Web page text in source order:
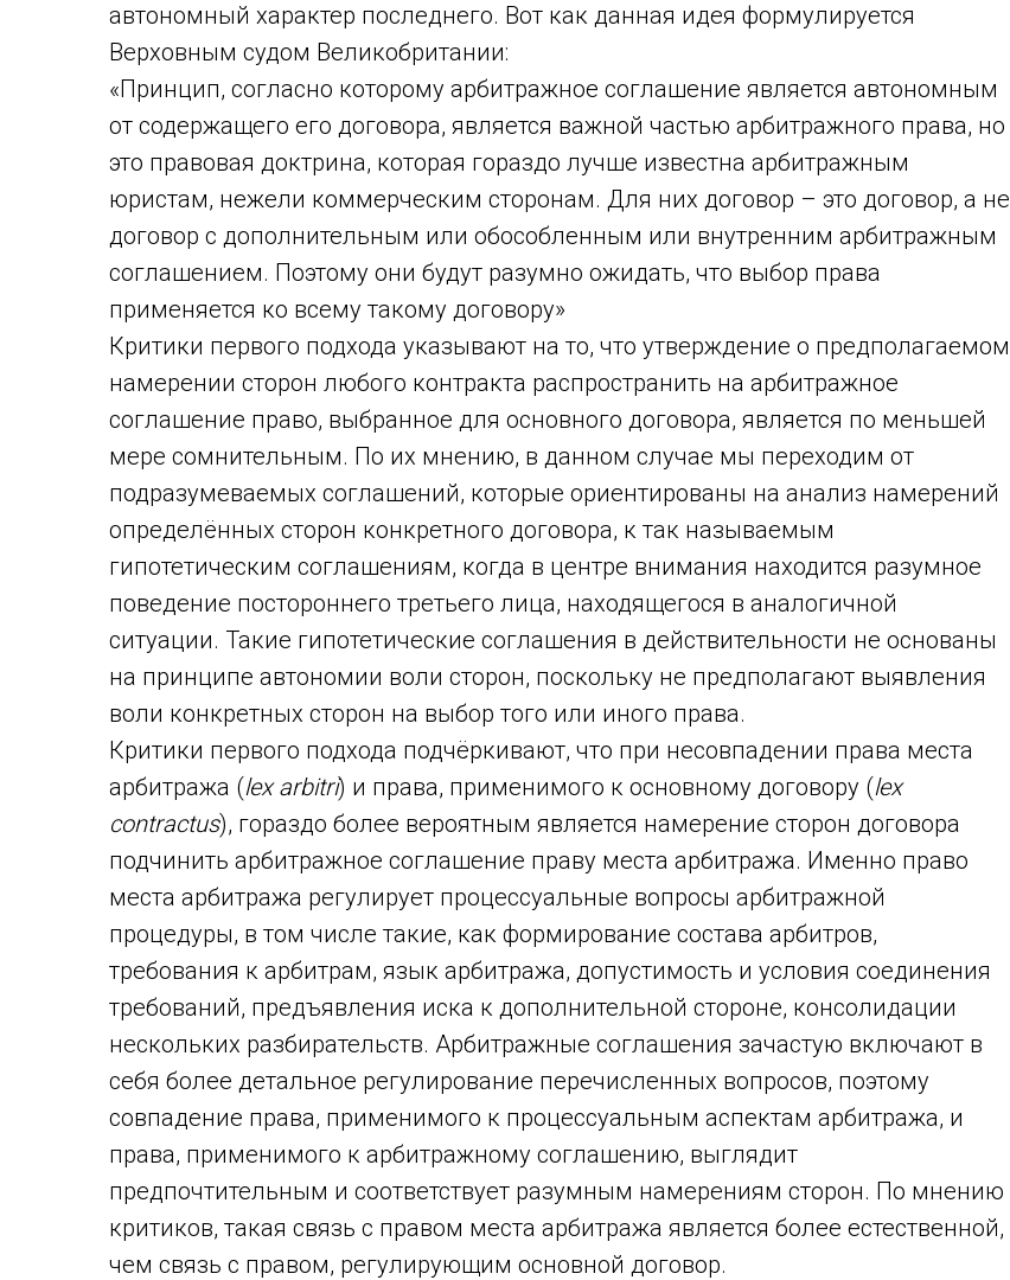
автономный характер последнего. Вот как данная идея формулируется
Верховным судом Великобритании:
«Принцип, согласно которому арбитражное соглашение является автономным
от содержащего его договора, является важной частью арбитражного права, но
это правовая доктрина, которая гораздо лучше известна арбитражным
юристам, нежели коммерческим сторонам. Для них договор – это договор, а не
договор с дополнительным или обособленным или внутренним арбитражным
соглашением. Поэтому они будут разумно ожидать, что выбор права
применяется ко всему такому договору»
Критики первого подхода указывают на то, что утверждение о предполагаемом
намерении сторон любого контракта распространить на арбитражное
соглашение право, выбранное для основного договора, является по меньшей
мере сомнительным. По их мнению, в данном случае мы переходим от
подразумеваемых соглашений, которые ориентированы на анализ намерений
определённых сторон конкретного договора, к так называемым
гипотетическим соглашениям, когда в центре внимания находится разумное
поведение постороннего третьего лица, находящегося в аналогичной
ситуации. Такие гипотетические соглашения в действительности не основаны
на принципе автономии воли сторон, поскольку не предполагают выявления
воли конкретных сторон на выбор того или иного права.
Критики первого подхода подчёркивают, что при несовпадении права места
арбитража (lex arbitri) и права, применимого к основному договору (lex
contractus), гораздо более вероятным является намерение сторон договора
подчинить арбитражное соглашение праву места арбитража. Именно право
места арбитража регулирует процессуальные вопросы арбитражной
процедуры, в том числе такие, как формирование состава арбитров,
требования к арбитрам, язык арбитража, допустимость и условия соединения
требований, предъявления иска к дополнительной стороне, консолидации
нескольких разбирательств. Арбитражные соглашения зачастую включают в
себя более детальное регулирование перечисленных вопросов, поэтому
совпадение права, применимого к процессуальным аспектам арбитража, и
права, применимого к арбитражному соглашению, выглядит
предпочтительным и соответствует разумным намерениям сторон. По мнению
критиков, такая связь с правом места арбитража является более естественной,
чем связь с правом, регулирующим основной договор.